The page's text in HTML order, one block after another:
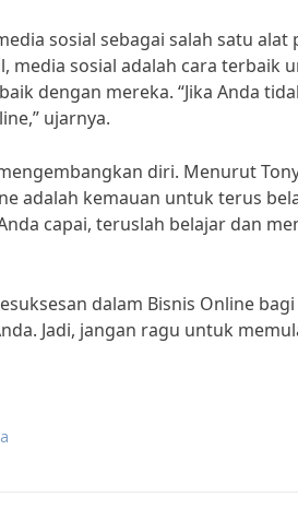
sosial sebagai salah satu alat
media sosial adalah cara terbaik
dengan mereka. “Jika Anda
ujarnya.
diri. Menurut
adalah kemauan untuk terus
capai, teruslah belajar dan
dalam Bisnis Online
Jadi, jangan ragu untuk